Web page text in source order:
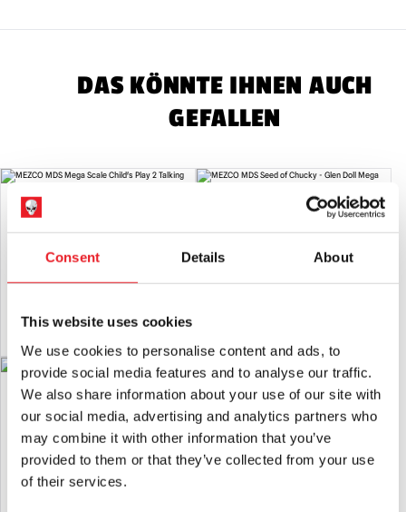
Consent Details About
This website uses cookies
We use cookies to personalise content and ads, to
provide social media features and to analyse our traffic.
We also share information about your use of our site with
our social media, advertising and analytics partners who
may combine it with other information that you’ve
provided to them or that they’ve collected from your use
of their services.
Sammlerstücke für Erwachsene oder Halloween-
DAS KÖNNTE IHNEN AUCH
GEFALLEN
MEZCO MDS Child's Play 2 -
Bedrohliche Chucky-Puppe Mega
Scale mit Sound
89.95
PRODUKT ANSEHEN
MEZCO MDS Seed of Chucky - Glen
£89.95
MEZCO MDS Beetlejuice - Mega Scale
mit Sound
89.95
IN DEN WARENKORB LEGEN
MEZCO MDS Terrifier - Art The Clown
Mega Scale mit Sound
£89.95
IN DEN WARENKORB LEGEN